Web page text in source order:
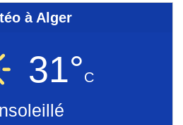
à Alger
31°C